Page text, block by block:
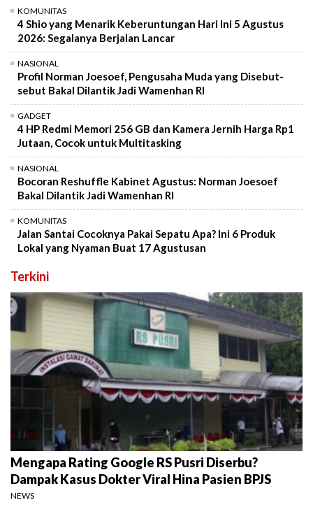
KOMUNITAS
4 Shio yang Menarik Keberuntungan Hari Ini 5 Agustus
2026: Segalanya Berjalan Lancar
NASIONAL
Profil Norman Joesoef, Pengusaha Muda yang Disebut-
sebut Bakal Dilantik Jadi Wamenhan RI
GADGET
4 HP Redmi Memori 256 GB dan Kamera Jernih Harga Rp1
Jutaan, Cocok untuk Multitasking
NASIONAL
Bocoran Reshuffle Kabinet Agustus: Norman Joesoef
Bakal Dilantik Jadi Wamenhan RI
KOMUNITAS
Jalan Santai Cocoknya Pakai Sepatu Apa? Ini 6 Produk
Lokal yang Nyaman Buat 17 Agustusan
Terkini
Mengapa Rating Google RS Pusri Diserbu?
Dampak Kasus Dokter Viral Hina Pasien BPJS
NEWS